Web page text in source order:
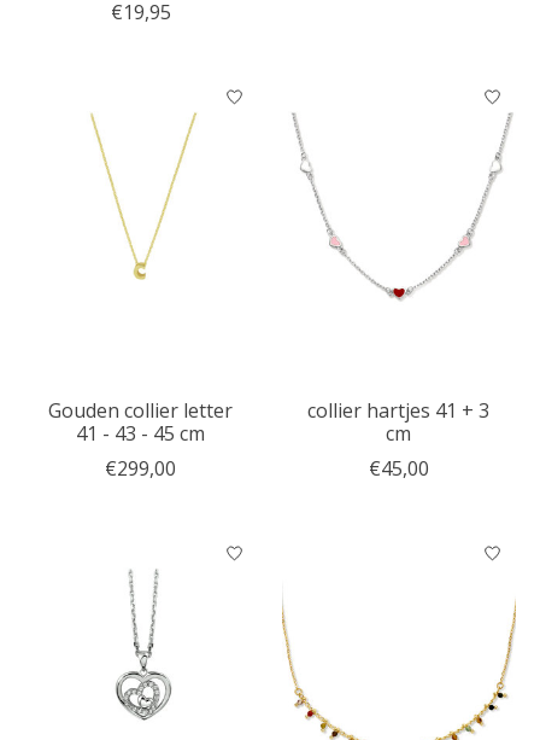
€19,95
Gouden collier letter
41 - 43 - 45 cm
€299,00
collier hartjes 41 + 3
cm
€45,00